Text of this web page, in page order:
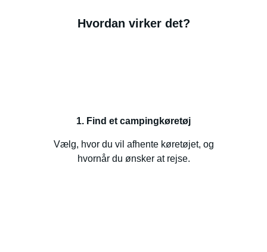
Hvordan virker det?
1. Find et campingkøretøj
Vælg, hvor du vil afhente køretøjet, og
hvornår du ønsker at rejse.